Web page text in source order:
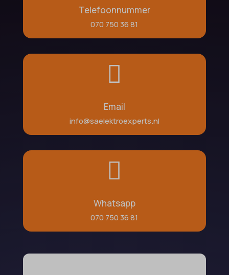
Telefoonnummer
070 750 36 81

Email
info@saelektroexperts.nl

Whatsapp
070 750 36 81